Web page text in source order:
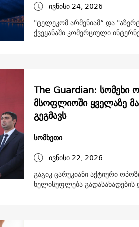
ივნისი 24, 2026
"ტელეკომ არმენიამ“ და
ქვეყანაში კომერციული
The Guardian: სომეხი
მსოფლიოში ყველაზე
გეგმავს
სომხეთი
ივნისი 22, 2026
გაგიკ ცარუკიანი აქტიური
ხელისუფლება გადასახადების